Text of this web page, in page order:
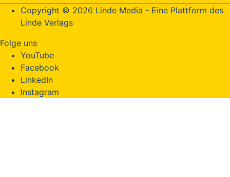
Copyright © 2026 Linde Media - Eine Plattform des
Linde Verlags
Folge uns
YouTube
Facebook
LinkedIn
Instagram